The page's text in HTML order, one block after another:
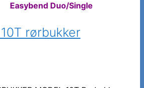
Easybend Duo/Single
rørbukker